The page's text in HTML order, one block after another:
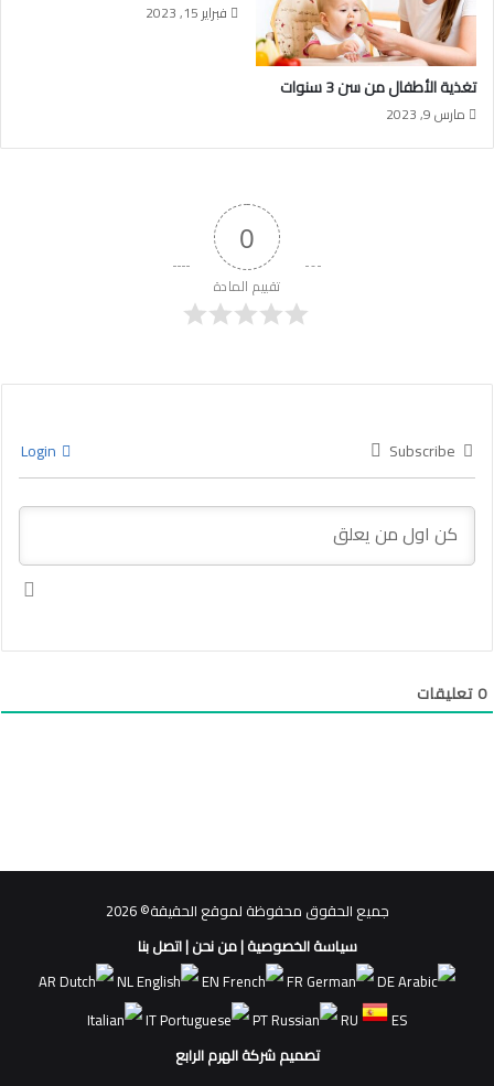
تغذية الأطفال من سن 3 سنوات
مارس 9, 2023
فبراير 15, 2023
0
تقييم المادة
Subscribe
0تعليقات
جميع الحقوق محفوظة لموقع الحقيقة© 2026
سياسة الخصوصية|من نحن|اتصل بنا
AR
NL EN FR
DE
IT
PT RU
ES
تصميم شركة الهرم الرابع